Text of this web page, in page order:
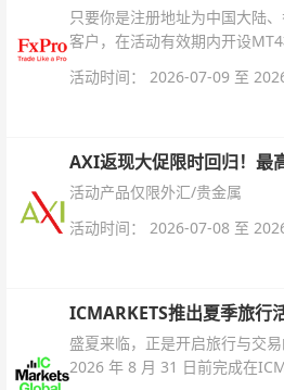
只要你是注册地址为中国大陆
客户，在活动有效期内开设
活动时间： 2026-07-09 至
AXI返现大促限时回归！最
活动产品仅限外汇/贵金属
活动时间： 2026-07-08 至
ICMARKETS推出夏季旅行
盛夏来临，正是开启旅行与交
2026 年 8 月 31 日前完成在